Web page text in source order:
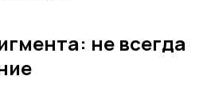
не всегда